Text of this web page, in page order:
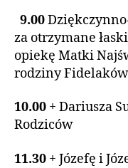
9.00
za otrzymane
opiekę Matki
rodziny Fidelaków
10.00 + Dariusza
Rodziców
11.30 + Józefę i